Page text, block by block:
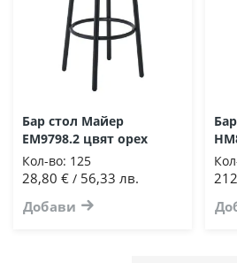
Бар стол Майер
ΕΜ9798.2 цвят орех
Кол-во: 125
28,80 € / 56,33 лв.
Добави